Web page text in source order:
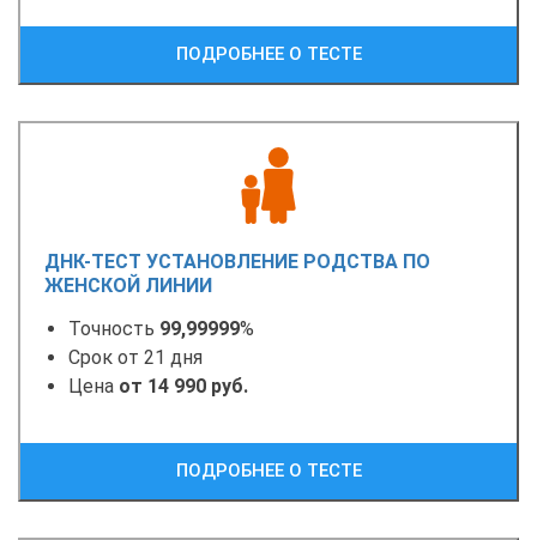
ПОДРОБНЕЕ О ТЕСТЕ
ДНК-ТЕСТ УСТАНОВЛЕНИЕ РОДСТВА ПО
ЖЕНСКОЙ ЛИНИИ
Точность 99,99999%
Срок от 21 дня
Цена от 14 990 руб.
ПОДРОБНЕЕ О ТЕСТЕ